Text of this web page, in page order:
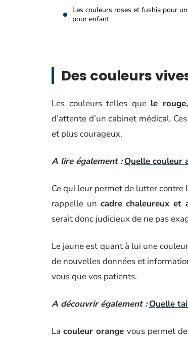
Les couleurs roses et fushia pour
pour enfant
Des couleurs
Les couleurs telles que le
d’attente d’un cabinet médical.
et plus courageux.
A lire également : Quelle couleur
Ce qui leur permet de lutter
rappelle un cadre chaleureux et
serait donc judicieux de ne pas
Le jaune est quant à lui une
de nouvelles données et
vous que vos patients.
A découvrir également : Quelle
Lacouleur orange vous permet de